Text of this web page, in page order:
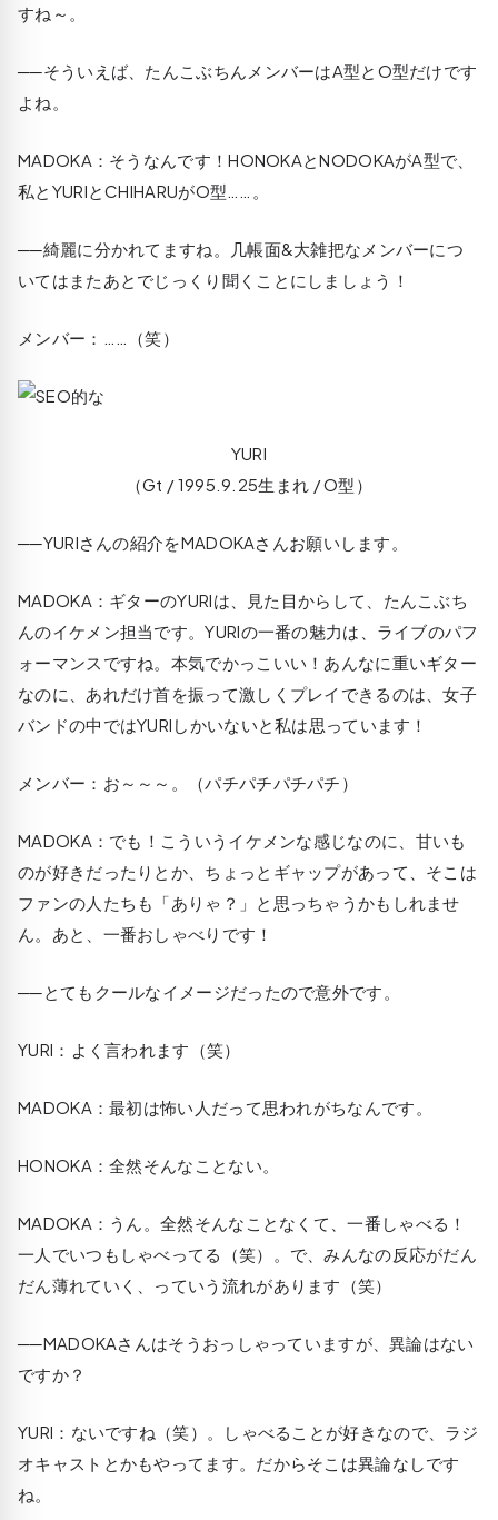
すね～。
──そういえば、たんこぶちんメンバーはA型とO型だけです
よね。
MADOKA ：そうなんです！HONOKAとNODOKAがA型で、
私とYURIとCHIHARUがO型……。
──綺麗に分かれてますね。几帳面&大雑把なメンバーにつ
いてはまたあとでじっくり聞くことにしましょう！
メンバー：……（笑）
YURI
（Gt / 1995.9.25生まれ / O型）
──YURIさんの紹介をMADOKAさんお願いします。
MADOKA ：ギターのYURIは、見た目からして、たんこぶち
んのイケメン担当です。YURIの一番の魅力は、ライブのパフ
ォーマンスですね。本気でかっこいい！あんなに重いギター
なのに、あれだけ首を振って激しくプレイできるのは、女子
バンドの中ではYURIしかいないと私は思っています！
メンバー：お～～～。（パチパチパチパチ）
MADOKA ：でも！こういうイケメンな感じなのに、甘いも
のが好きだったりとか、ちょっとギャップがあって、そこは
ファンの人たちも「ありゃ？」と思っちゃうかもしれませ
ん。あと、一番おしゃべりです！
──とてもクールなイメージだったので意外です。
YURI ：よく言われます（笑）
MADOKA ：最初は怖い人だって思われがちなんです。
HONOKA ：全然そんなことない。
MADOKA ：うん。全然そんなことなくて、一番しゃべる！
一人でいつもしゃべってる（笑）。で、みんなの反応がだん
だん薄れていく、っていう流れがあります（笑）
──MADOKAさんはそうおっしゃっていますが、異論はない
ですか？
YURI ：ないですね（笑）。しゃべることが好きなので、ラジ
オキャストとかもやってます。だからそこは異論なしです
ね。